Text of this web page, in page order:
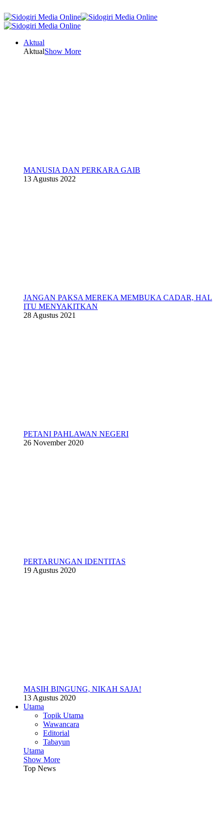
Aktual
AktualShow More
MANUSIA DAN PERKARA GAIB
13 Agustus 2022
JANGAN PAKSA MEREKA MEMBUKA CADAR, HAL
ITU MENYAKITKAN
28 Agustus 2021
PETANI PAHLAWAN NEGERI
26 November 2020
PERTARUNGAN IDENTITAS
19 Agustus 2020
MASIH BINGUNG, NIKAH SAJA!
13 Agustus 2020
Utama
Topik Utama
Wawancara
Editorial
Tabayun
Utama
Show More
Top News